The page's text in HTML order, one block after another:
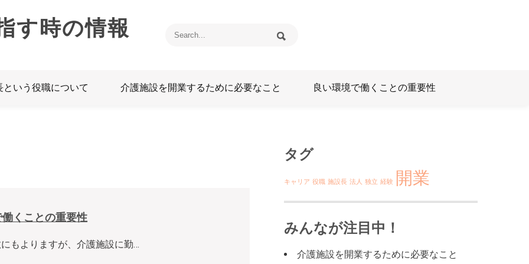
す時の情報
という役職について 介護施設を開業するために必要なこと 良い環境で働くことの重要性
くことの重要性
もよりますが、介護施設に勤…
タグ
キャリア 役職 施設長 法人 独立 経験 開業
みんなが注目中！
介護施設を開業するために必要なこと